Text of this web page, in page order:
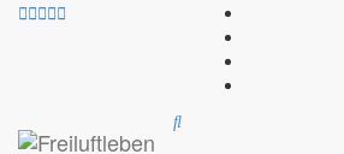
info@freiluftleben.at
Freiluftleben